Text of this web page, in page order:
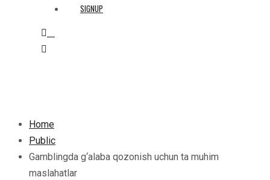
SIGNUP
Home
Public
Gamblingda g‘alaba qozonish uchun ta muhim
maslahatlar